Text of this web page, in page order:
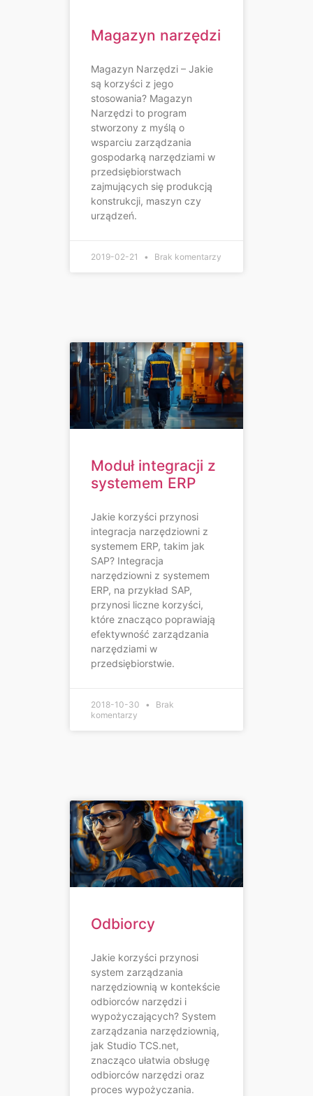
Magazyn narzędzi
Magazyn Narzędzi – Jakie
są korzyści z jego
stosowania? Magazyn
Narzędzi to program
stworzony z myślą o
wsparciu zarządzania
gospodarką narzędziami w
przedsiębiorstwach
zajmujących się produkcją
konstrukcji, maszyn czy
urządzeń.
2019-02-21 Brak komentarzy
Moduł integracji z
systemem ERP
Jakie korzyści przynosi
integracja narzędziowni z
systemem ERP, takim jak
SAP? Integracja
narzędziowni z systemem
ERP, na przykład SAP,
przynosi liczne korzyści,
które znacząco poprawiają
efektywność zarządzania
narzędziami w
przedsiębiorstwie.
2018-10-30
Brak
komentarzy
Odbiorcy
Jakie korzyści przynosi
system zarządzania
narzędziownią w kontekście
odbiorców narzędzi i
wypożyczających? System
zarządzania narzędziownią,
jak Studio TCS.net,
znacząco ułatwia obsługę
odbiorców narzędzi oraz
proces wypożyczania.